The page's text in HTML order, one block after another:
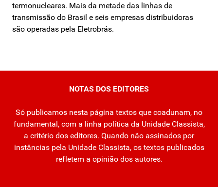
termonucleares. Mais da metade das linhas de
transmissão do Brasil e seis empresas distribuidoras
são operadas pela Eletrobrás.
NOTAS DOS EDITORES
Só publicamos nesta página textos que coadunam, no
fundamental, com a linha política da Unidade Classista,
a critério dos editores. Quando não assinados por
instâncias pela Unidade Classista, os textos publicados
refletem a opinião dos autores.